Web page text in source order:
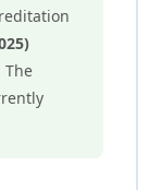
The